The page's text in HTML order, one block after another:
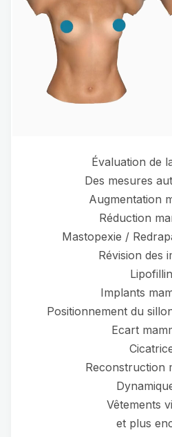
Évaluation de
Des mesures
Augmentation
Réduction
Mastopexie /
Révision des
Implants
Positionnement du
Ecart
Reconstruction
Vêtements
et plus